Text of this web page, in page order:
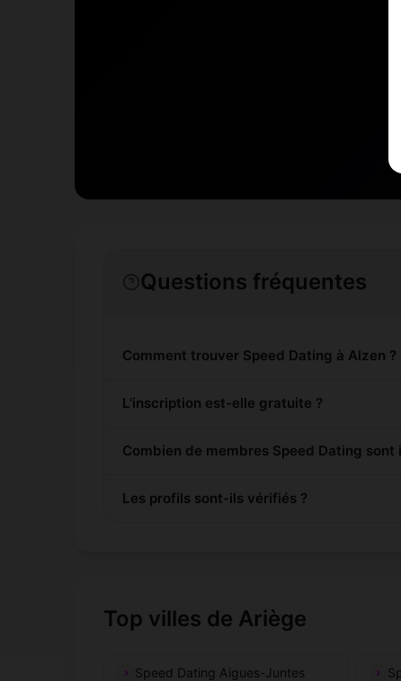
Questions fréquentes
Comment trouver Speed Dating à Alzen ?
L'inscription est-elle gratuite ?
Combien de membres Speed Dating sont
Les profils sont-ils vérifiés ?
Top villes de Ariège
Speed Dating Aigues-Juntes